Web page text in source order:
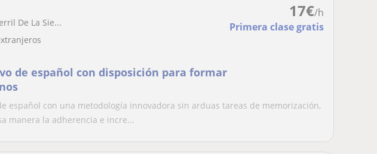
17€/h
Primera clase gratis
De La Sie...
de español con disposición para formar
español con una metodología innovadora sin arduas tareas de memorización,
manera la adherencia e incre...